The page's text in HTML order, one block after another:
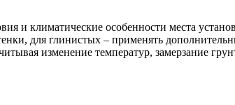
и климатические особенности места
для глинистых – применять
изменение температур, замерзание